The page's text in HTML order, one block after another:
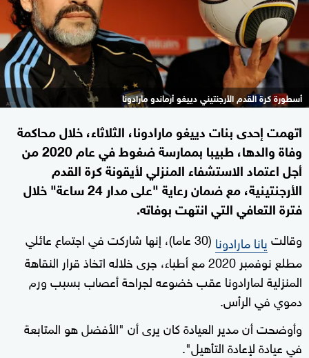
أسطورة كرة القدم الأرجنتيني دييغو أرماندو مارادونا
اتهمت إحدى بنات دييغو مارادونا، الثلاثاء، خلال محاكمة
وفاة والدها، طبيبا بممارسة ضغوط في عام 2020 من
أجل اعتماد الاستشفاء المنزلي لأيقونة كرة القدم
الأرجنتينية، مع ضمان رعاية "على مدار 24 ساعة" خلال
فترة التعافي التي انتهت بوفاته.
وقالتيانا مارادونا
(30 عاما)، إنها شاركت في اجتماع عائلي
مطلع نوفمبر 2020 مع أطباء، جرى خلاله اتخاذ قرار النقاهة
المنزلية لمارادونا عقب خضوعه لجراحة أعصاب بسبب ورم
دموي في الرأس.
وأوضحت أن مدير العيادة كان يرى أن "الأفضل هو المتابعة
في عيادة لإعادة التأهيل".